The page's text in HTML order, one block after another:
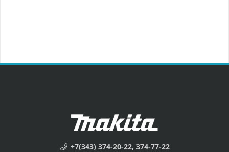
+7(343) 374-20-22, 374-77-22